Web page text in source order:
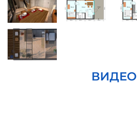
ВИДЕО